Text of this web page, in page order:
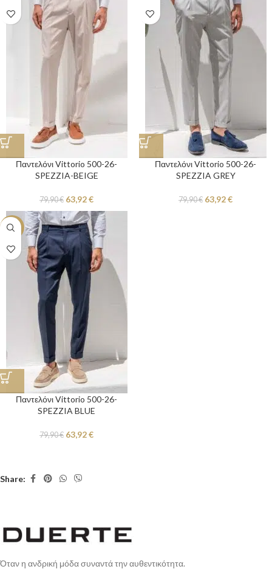
Παντελόνι Vittorio 500-26-
SPEZZIA-BEIGE
79,90€ 63,92€
Παντελόνι Vittorio 500-26-
SPEZZIA GREY
79,90€ 63,92€
-20%
Παντελόνι Vittorio 500-26-
SPEZZIA BLUE
79,90€ 63,92€
Share:
Όταν η ανδρική μόδα συναντά την αυθεντικότητα.